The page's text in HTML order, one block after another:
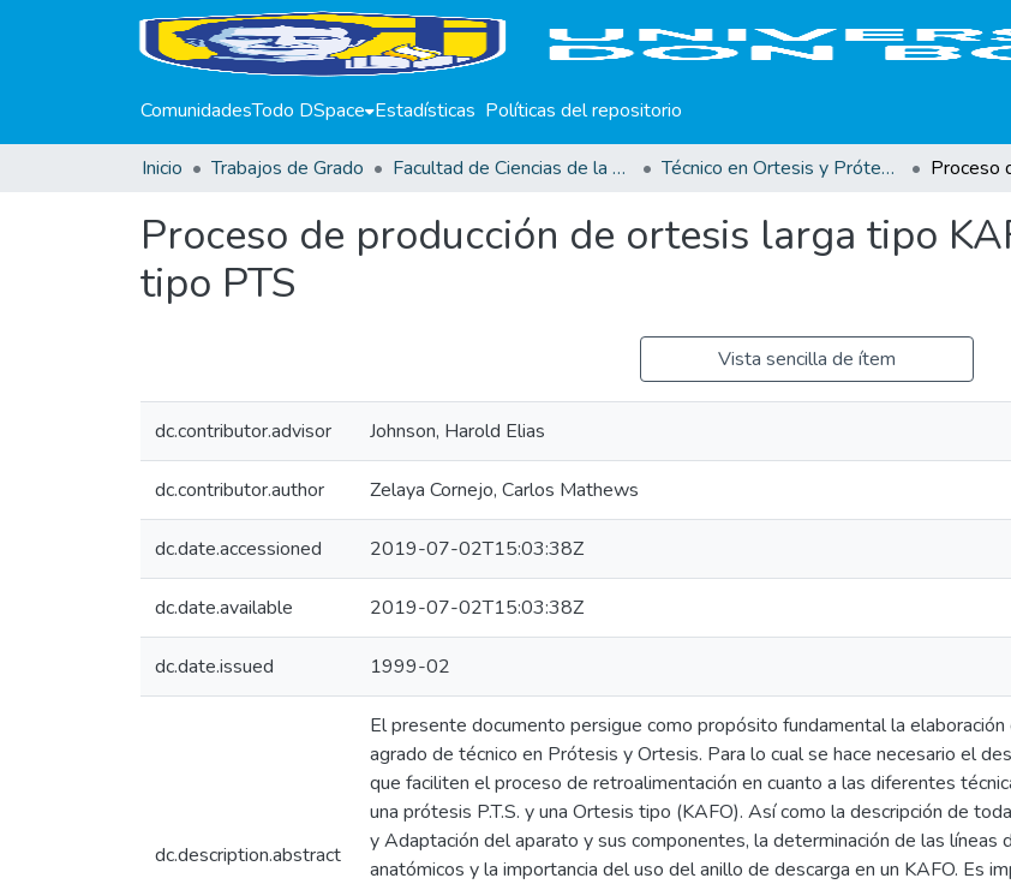
ComunidadesTodo DSpace Estadísticas Políticas del repositorio
Inicio Trabajos de Grado Facultad de Ciencias de la Rehabilitación Técnico en Ortesis y Prótesis
Proceso de producción de ortesis larga tipo
tipo PTS
Vista sencilla de ítem
dc.contributor.advisor Johnson, Harold Elias
dc.contributor.author Zelaya Cornejo, Carlos Mathews
dc.date.accessioned 2019-07-02T15:03:38Z
dc.date.available 2019-07-02T15:03:38Z
dc.date.issued 1999-02
dc.description.abstract
El presente documento persigue como propósito fundamental la
agrado de técnico en Prótesis y Ortesis. Para lo cual se hace necesario el
que faciliten el proceso de retroalimentación en cuanto a las diferentes
una prótesis P.T.S. y una Ortesis tipo (KAFO). Así como la descripción de
y Adaptación del aparato y sus componentes, la determinación de las líneas
anatómicos y la importancia del uso del anillo de descarga en un KAFO. Es